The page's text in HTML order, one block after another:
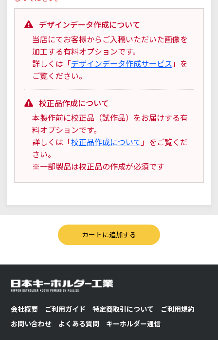
デザインデータ作成について
当店にてお客様からご入稿いただいた画像を
加工する有料オプションです。
詳しくは「デザインデータ作成サービス 」を
ご覧ください。
校正品作成について
本製作前に校正品（試作品）をお届けする有
料オプションです。
詳しくは「校正品作成について 」をご覧くだ
さい。
※一部製品は校正品の作成が必須です
会社概要 ご利用ガイド 特定商取引について
ご利用規約
お問い合わせ
よくある質問 キーホルダー通信